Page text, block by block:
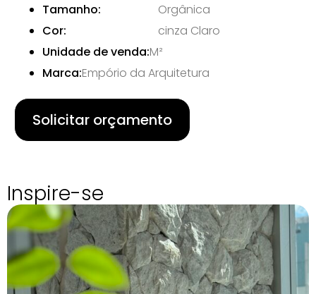
Tamanho:
Orgânica
Cor:
cinza Claro
Unidade de venda:M²
Marca:Empório da Arquitetura
Solicitar orçamento
Inspire-se